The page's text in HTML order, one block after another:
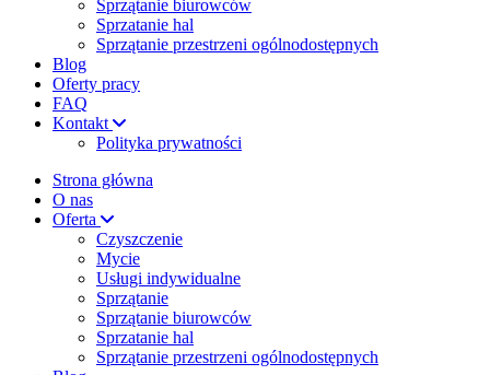
Sprzątanie biurowców
Sprzatanie hal
Sprzątanie przestrzeni ogólnodostępnych
Blog
Oferty pracy
FAQ
Kontakt
Polityka prywatności
Strona główna
O nas
Oferta
Czyszczenie
Mycie
Usługi indywidualne
Sprzątanie
Sprzątanie biurowców
Sprzatanie hal
Sprzątanie przestrzeni ogólnodostępnych